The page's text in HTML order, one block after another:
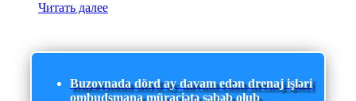
Читать далее
Buzovnada dörd ay davam edən drenaj işləri
ombudsmana müraciətə səbəb olub